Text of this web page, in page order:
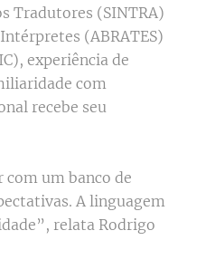
Tradutores (SINTRA)
(ABRATES)
experiência de
com
recebe seu
com um banco de
A linguagem
relata Rodrigo